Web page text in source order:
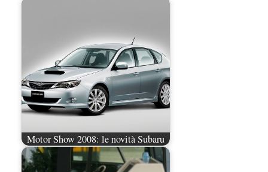
Motor Show 2008: le novità Subaru